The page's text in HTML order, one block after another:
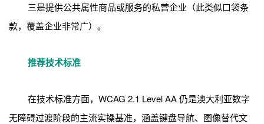
三是提供公共属性商品或服务的私营企业（此类似口袋条
款，覆盖企业非常广）。
推荐技术标准
在技术标准方面，WCAG 2.1 Level AA 仍是澳大利亚数字
无障碍过渡阶段的主流实操基准，涵盖键盘导航、图像替代文